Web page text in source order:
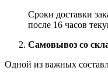
Сроки доставки
после 16 часов
Самовывоз со
Одной из важных